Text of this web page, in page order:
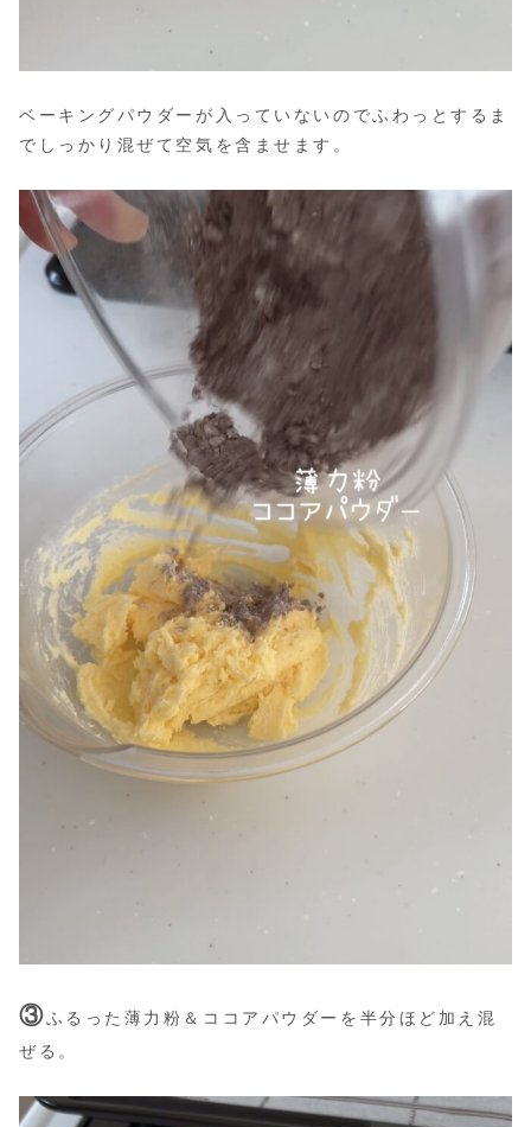
ベーキングパウダーが入っていないのでふわっとするま
でしっかり混ぜて空気を含ませます。
③ふるった薄力粉＆ココアパウダーを半分ほど加え混
ぜる。